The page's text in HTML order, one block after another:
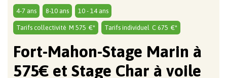
4-7 ans 8-10 ans 10 - 14 ans
Tarifs collectivité M 575 €* Tarifs individuel C 675 €*
Fort-Mahon-Stage Marin à
575€ et Stage Char à voile